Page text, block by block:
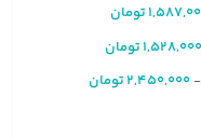
تومان
1,528,000تومان
-
2,450,000تومان